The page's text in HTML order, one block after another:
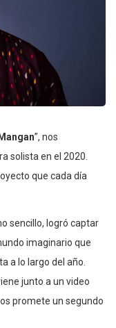
”, nos
solista en el 2020.
que cada día
sencillo, logró captar
imaginario que
a lo largo del año.
junto a un video
promete un segundo